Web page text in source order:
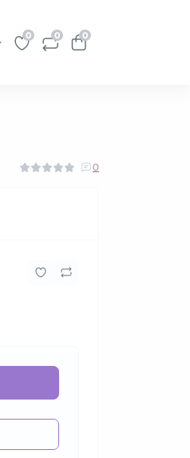
0 0 0
0